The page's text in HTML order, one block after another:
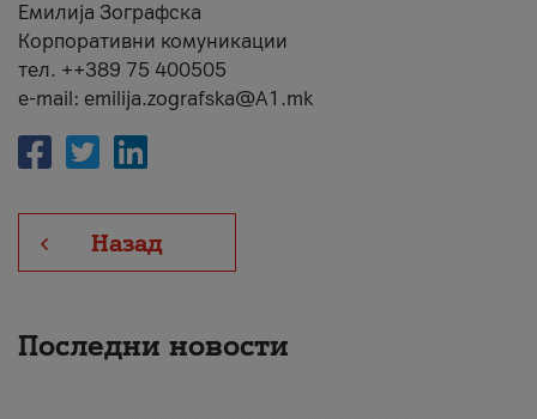
Емилија Зографска
Корпоративни комуникации
тел. ++389 75 400505
e-mail: emilija.zografska@A1.mk
Назад
Последни новости